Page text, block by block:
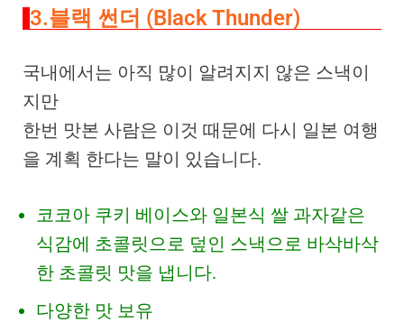
3.블랙 썬더 (Black Thunder)
국내에서는 아직 많이 알려지지 않은 스낵이
지만
한번 맛본 사람은 이것 때문에 다시 일본 여행
을 계획 한다는 말이 있습니다.
코코아 쿠키 베이스와 일본식 쌀 과자같은
식감에 초콜릿으로 덮인 스낵으로 바삭바삭
한 초콜릿 맛을 냅니다.
다양한 맛 보유